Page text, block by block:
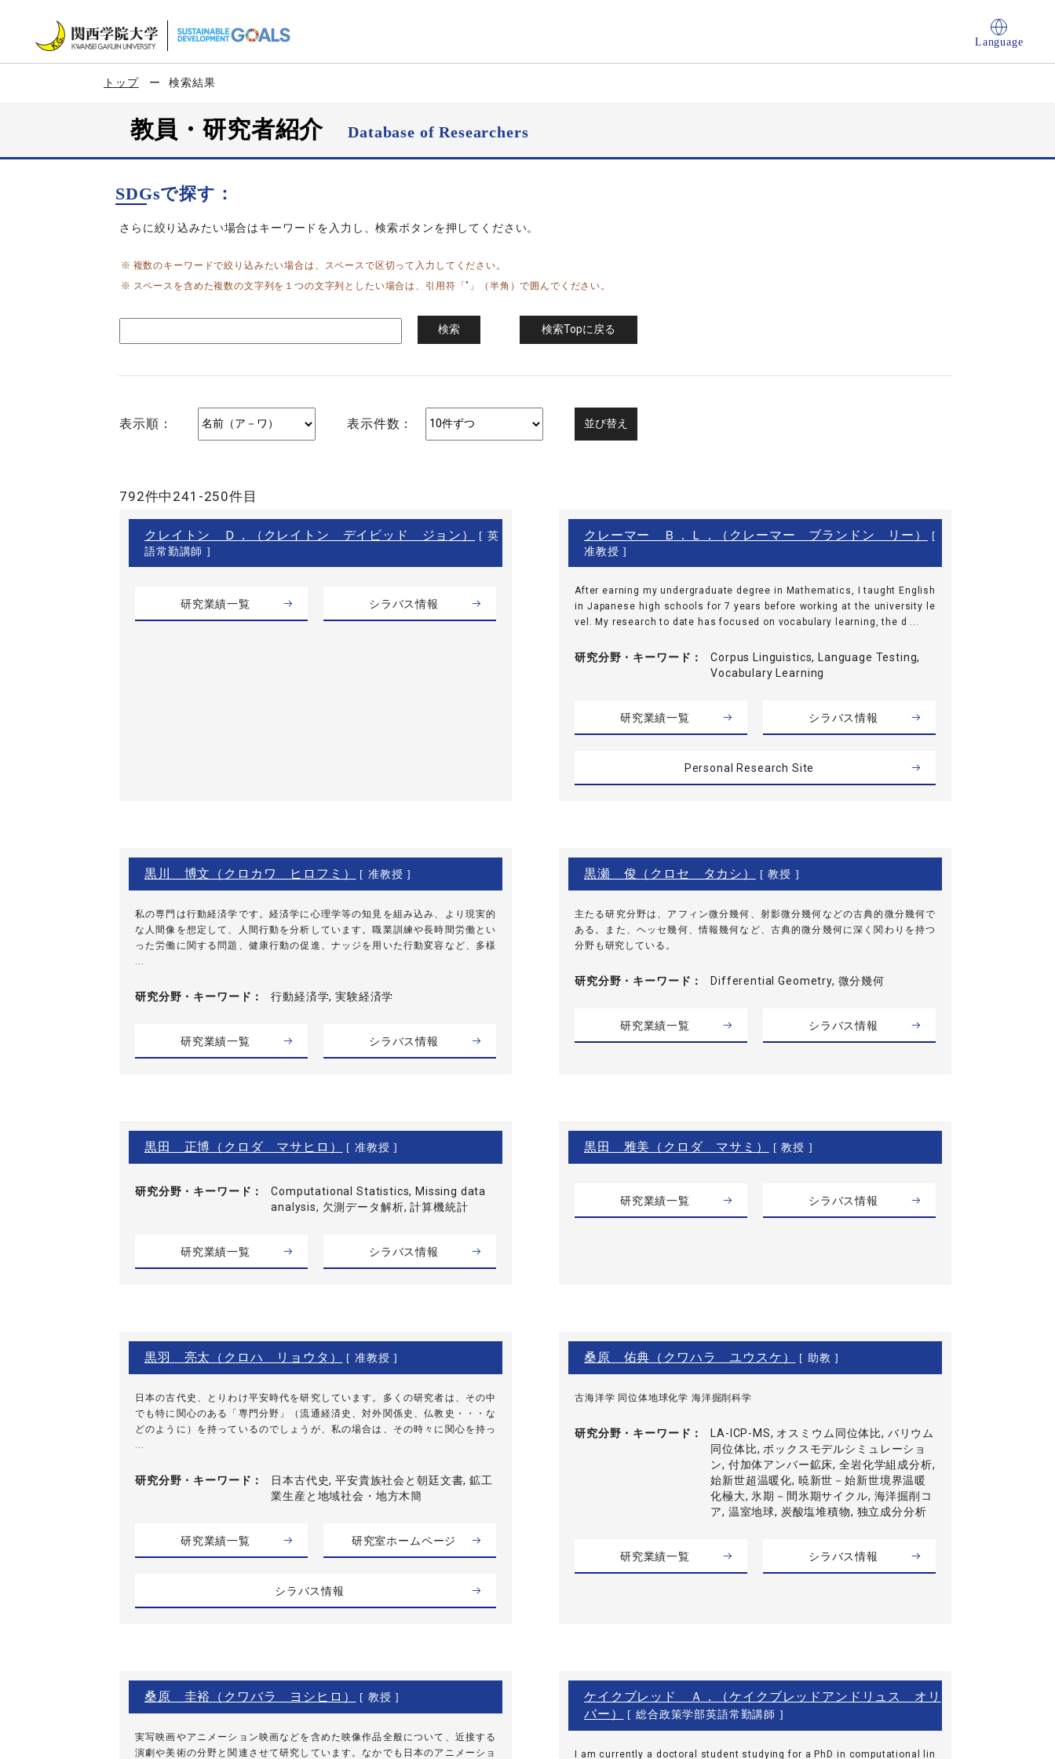
Language
トップ 検索結果
教員・研究者紹介Database of Researchers
SDGsで探す：
さらに絞り込みたい場合はキーワードを入力し、検索ボタンを押してください。
複数のキーワードで絞り込みたい場合は、スペースで区切って入力してください。
スペースを含めた複数の文字列を１つの文字列としたい場合は、引用符「"」（半角）で囲んでください。
表示順： 表示件数：
792件中241-250件目
クレイトン Ｄ．（クレイトン デイビッド ジョン）
[ 英
語常勤講師 ]
研究業績一覧 シラバス情報
クレーマー Ｂ．Ｌ．（クレーマー ブランドン リー）
[
准教授 ]
After earning my undergraduate degree in Mathematics, I taught English
in Japanese high schools for 7 years before working at the university le
vel. My research to date has focused on vocabulary learning, the d ...
研究分野・ キーワード
Corpus Linguistics, Language Testing,
Vocabulary Learning
研究業績一覧 シラバス情報
Personal Research Site
黒川 博文（クロカワ ヒロフミ） [ 准教授 ]
私の専門は行動経済学です。経済学に心理学等の知見を組み込み、より現実的
な人間像を想定して、人間行動を分析しています。職業訓練や長時間労働とい
った労働に関する問題、健康行動の促進、ナッジを用いた行動変容など、多様
研究分野・ キーワード 行動経済学, 実験経済学
研究業績一覧 シラバス情報
黒瀬 俊（クロセ タカシ） [ 教授 ]
主たる研究分野は、アフィン微分幾何、射影微分幾何などの古典的微分幾何で
ある。また、ヘッセ幾何、情報幾何など、古典的微分幾何に深く関わりを持つ
分野も研究している。
研究分野・ キーワード Differential Geometry, 微分幾何
研究業績一覧 シラバス情報
黒田 正博（クロダ マサヒロ） [ 准教授 ]
研究分野・ キーワード
Computational Statistics, Missing data
analysis, 欠測データ解析, 計算機統計
研究業績一覧 シラバス情報
黒田 雅美（クロダ マサミ） [ 教授 ]
研究業績一覧 シラバス情報
黒羽 亮太（クロハ リョウタ） [ 准教授 ]
日本の古代史、とりわけ平安時代を研究しています。多くの研究者は、その中
でも特に関心のある「専門分野」（流通経済史、対外関係史、仏教史・・・な
どのように）を持っているのでしょうが、私の場合は、その時々に関心を持っ
研究分野・ キーワード
日本古代史, 平安貴族社会と朝廷文書, 鉱工
業生産と地域社会・地方木簡
研究業績一覧 研究室ホームページ
シラバス情報
桑原 佑典（クワハラ ユウスケ） [ 助教 ]
古海洋学 同位体地球化学 海洋掘削科学
研究分野・ キーワード
LA-ICP-MS, オスミウム同位体比, バリウム
同位体比, ボックスモデルシミュレーショ
ン, 付加体アンバー鉱床, 全岩化学組成分析,
始新世超温暖化, 暁新世－始新世境界温暖
化極大, 氷期－間氷期サイクル, 海洋掘削コ
ア, 温室地球, 炭酸塩堆積物, 独立成分分析
研究業績一覧 シラバス情報
桑原 圭裕（クワバラ ヨシヒロ） [ 教授 ]
実写映画やアニメーション映画などを含めた映像作品全般について、近接する
演劇や美術の分野と関連させて研究しています。なかでも日本のアニメーショ
ケイクブレッド Ａ．（ケイクブレッドアンドリュス オリ
バー）
[ 総合政策学部英語常勤講師 ]
I am currently a doctoral student studying for a PhD in computational lin